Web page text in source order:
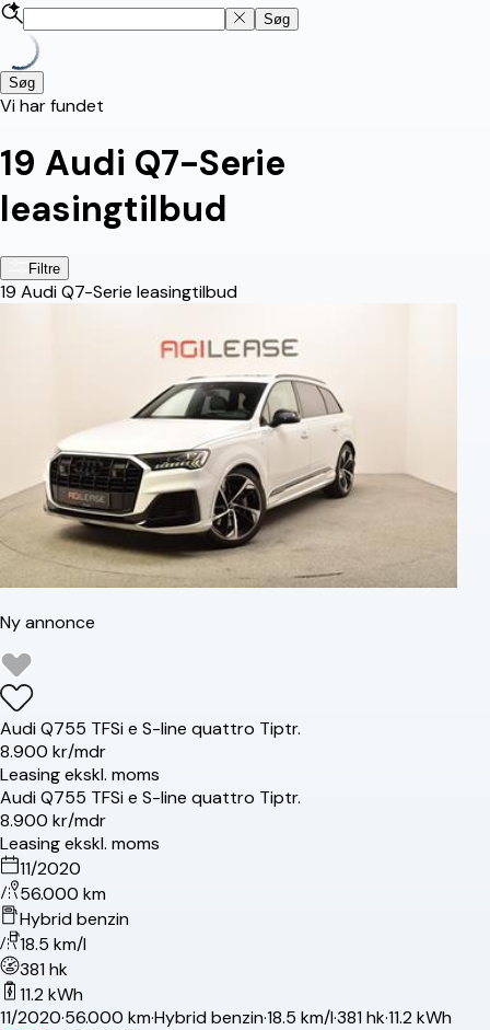
Søg
Søg
Vi har fundet
19 Audi Q7-Serie
leasingtilbud
Filtre
19 Audi Q7-Serie leasingtilbud
Ny annonce
AudiQ755 TFSi e S-line quattro Tiptr.
8.900 kr/mdr
Leasing ekskl. moms
AudiQ755 TFSi e S-line quattro Tiptr.
8.900 kr/mdr
Leasing ekskl. moms
11/2020
56.000 km
Hybrid benzin
18.5 km/l
381 hk
11.2 kWh
11/2020·56.000 km·Hybrid benzin·18.5 km/l·381 hk·11.2 kWh